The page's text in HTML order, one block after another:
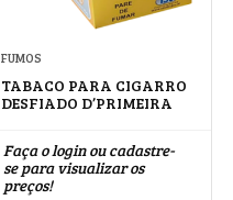
FUMOS
TABACO PARA CIGARRO
DESFIADO D’PRIMEIRA
Faça o login ou cadastre-
se para visualizar os
preços!